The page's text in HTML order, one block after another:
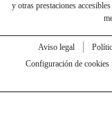
y otras prestaciones
Aviso legal
Configuración de cookies